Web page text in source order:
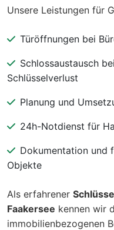
Unsere Leistungen für
Türöffnungen bei
Schlossaustausch
Schlüsselverlust
Planung und
24h-Notdienst für
Dokumentation und
Objekte
Als erfahrener
Faakersee kennen wir
immobilienbezogenen